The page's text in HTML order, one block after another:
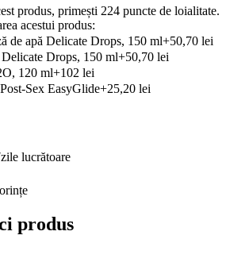
produs, primești 224 puncte de loialitate.
acestui produs:
de apă Delicate Drops, 150 ml+50,70 lei
Drops, 150 ml+50,70 lei
120 ml+102 lei
Sex EasyGlide+25,20 lei
zile lucrătoare
produs